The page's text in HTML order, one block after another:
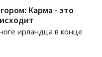
Карма - это
ирландца в конце